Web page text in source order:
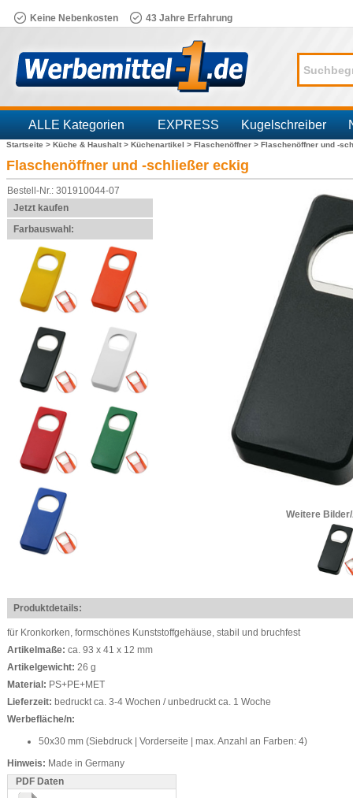
Keine Nebenkosten 43 Jahre Erfahrung
ALLE Kategorien EXPRESS Kugelschreiber
Branchen
Startseite > Küche & Haushalt > Küchenartikel > Flaschenöffner > Flaschenöffner und -
Flaschenöffner und -schließer eckig
Bestell-Nr.: 301910044-07
Jetzt kaufen
Farbauswahl:
Weitere
Produktdetails:
für Kronkorken, formschönes Kunststoffgehäuse, stabil und bruchfest
Artikelmaße: ca. 93 x 41 x 12 mm
Artikelgewicht: 26 g
Material: PS+PE+MET
Lieferzeit: bedruckt ca. 3-4 Wochen / unbedruckt ca. 1 Woche
Werbefläche/n:
50x30 mm (Siebdruck | Vorderseite | max. Anzahl an Farben: 4)
Hinweis: Made in Germany
PDF Daten